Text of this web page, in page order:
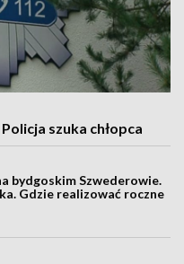
szuka chłopca
bydgoskim Szwederowie.
Gdzie realizować roczne